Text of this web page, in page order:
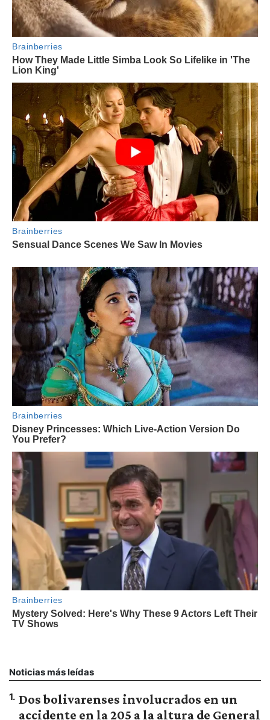
Noticias más leídas
1. Dos bolivarenses involucrados en un
accidente en la 205 a la altura de General